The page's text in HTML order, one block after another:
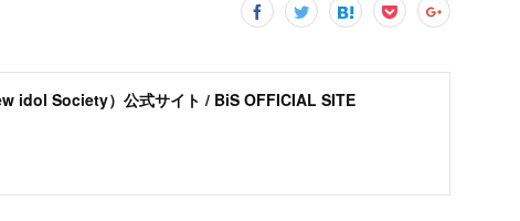
idol Society）公式サイト / BiS OFFICIAL SITE